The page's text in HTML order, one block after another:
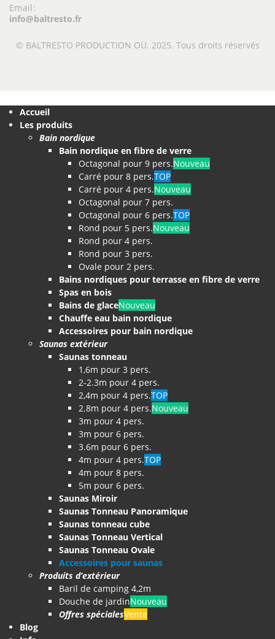
Email:
info@baltresto.fr
© BALTRESTO PRODUCTION OÜ. 2025. Tous droits réservés
Accueil
Les produits
Bain nordique
Bain nordique en fibre de verre
Octagonal pour 9 pers.Nouveau
Carré pour 8 pers.TOP
Carré pour 4 pers.Nouveau
Octagonal pour 7 pers.
Octagonal pour 6 pers.TOP
Rond pour 5 pers.Nouveau
Rond pour 4 pers.
Rond pour 3 pers.
Ovale pour 2 pers.
Bains nordiques pour terrasse en fibre de verre
Spas en bois
Bains de glaceNouveau
Chauffe eau bain nordique
Accessoires pour bain nordique
Saunas extérieur
Saunas tonneau
1,6m pour 3 pers.
2-2.3m pour 4 pers.
2,4m pour 4 pers.TOP
2.8m pour 4 pers.Nouveau
3m pour 4 pers.
3m pour 6 pers.
3.6m pour 6 pers.
4m pour 4 pers.TOP
4m pour 8 pers.
5m pour 6 pers.
Saunas Miroir
Saunas Tonneau Panoramique
Saunas tonneau cube
Saunas Tonneau Vertical
Saunas Tonneau Ovale
Accessoires pour saunas
Produits d’extérieur
Baril de camping 4,2m
Douche de jardinNouveau
Offres spécialesVente
Blog